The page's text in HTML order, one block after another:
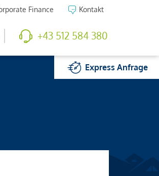
Finance Kontakt
+43 512 584 380
ExpressAnfrage